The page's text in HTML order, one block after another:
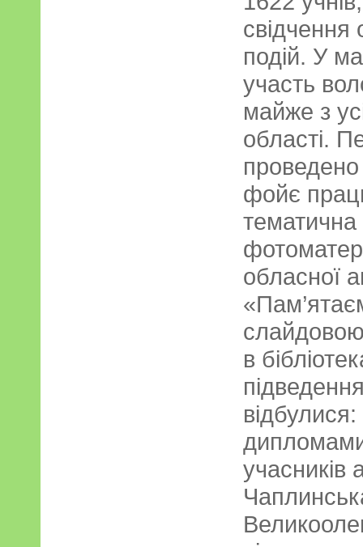
свідчення
подій. У
участь
майже з
області.
фойє
тематична
обласної
слайдовою
в
учасників